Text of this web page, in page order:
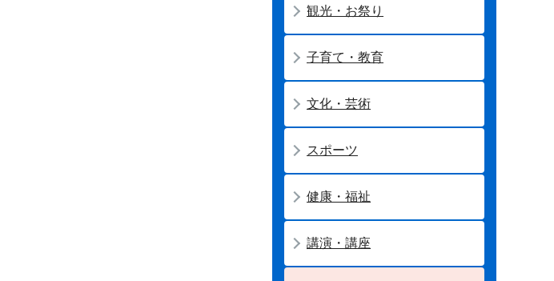
観光・お祭り
子育て・教育
文化・芸術
スポーツ
健康・福祉
講演・講座